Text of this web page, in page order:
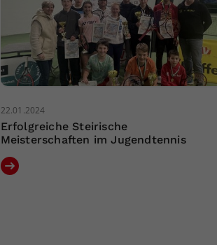
22.01.2024
Erfolgreiche Steirische
Meisterschaften im Jugendtennis